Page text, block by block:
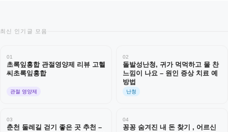
최신 인기글 모음
01
초록잎홍합 관절영양제 리뷰 고헬
씨초록잎홍합
관절 영양제
02
돌발성난청, 귀가 먹먹하고 물 찬
느낌이 나요 – 원인 증상 치료 예
방법
난청
03
춘천 둘레길 걷기 좋은 곳 추천 –
04
꽁꽁 숨겨진 내 돈 찾기 , 어르신